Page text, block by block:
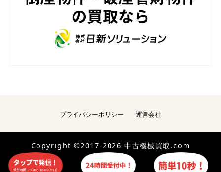
プライバシーポリシー 運営会社
Copyright ©2017-2026 中古機械買取.com